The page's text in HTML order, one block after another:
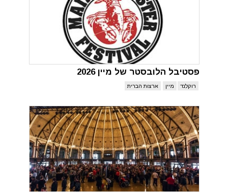
פסטיבל הלובסטר של מיין 2026
רוקלנד מיין ארצות הברית